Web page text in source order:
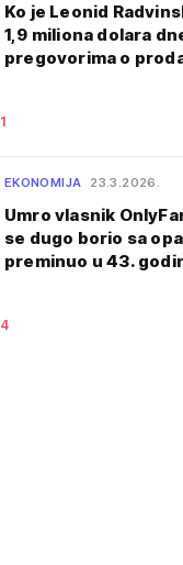
Ko je Leonid
1,9 miliona dolara
pregovorima o
1
EKONOMIJA 23.3.2026.
Umro vlasnik
se dugo borio sa
preminuo u 43.
4